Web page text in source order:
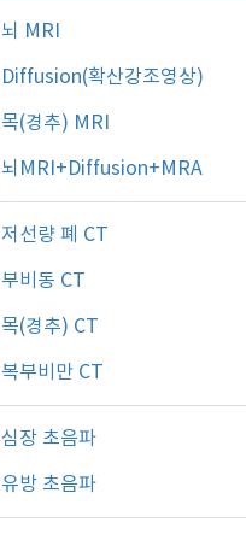
뇌 MRI
Diffusion(확산강조영상)
목(경추) MRI
뇌MRI+Diffusion+MRA
저선량 폐 CT
부비동 CT
목(경추) CT
복부비만 CT
심장 초음파
유방 초음파